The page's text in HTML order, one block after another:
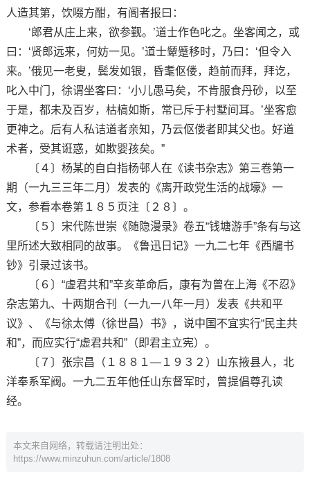
人造其第，饮啜方酣，有阍者报曰：
‘郎君从庄上来，欲参觐。’道士作色叱之。坐客闻之，或
曰：‘贤郎远来，何妨一见。’道士颦蹙移时，乃曰：‘但令入
来。’俄见一老叟，鬓发如银，昏耄伛偻，趋前而拜，拜讫，
叱入中门，徐谓坐客曰：‘小儿愚马矣，不肯服食丹砂，以至
于是，都未及百岁，枯槁如斯，常已斥于村墅间耳。’坐客愈
更神之。后有人私诘道者亲知，乃云伛偻者即其父也。好道
术者，受其诳惑，如欺婴孩矣。”
〔４〕杨某的自白指杨邨人在《读书杂志》第三卷第一
期（一九三三年二月）发表的《离开政党生活的战壕》一
文，参看本卷第１８５页注〔２８〕。
〔５〕宋代陈世崇《随隐漫录》卷五“钱塘游手”条有与这
里所述大致相同的故事。《鲁迅日记》一九二七年《西牖书
钞》引录过该书。
〔６〕“虚君共和”辛亥革命后，康有为曾在上海《不忍》
杂志第九、十两期合刊（一九一八年一月）发表《共和平
议》、《与徐太傅（徐世昌）书》，说中国不宜实行“民主共
和”，而应实行“虚君共和”（即君主立宪）。
〔７〕张宗昌（１８８１—１９３２）山东掖县人，北
洋奉系军阀。一九二五年他任山东督军时，曾提倡尊孔读
经。
本文来自网络，转载请注明出处：
https://www.minzuhun.com/article/1808